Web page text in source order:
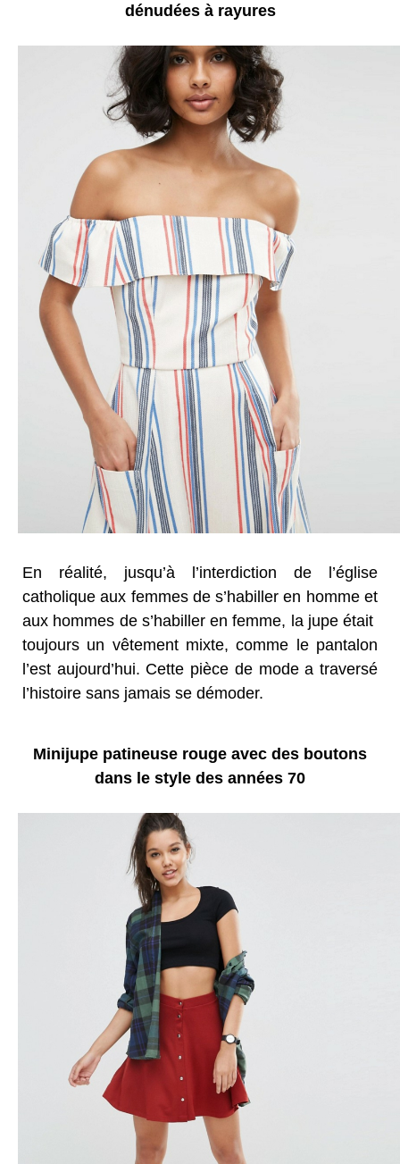
dénudées à rayures
En réalité, jusqu’à l’interdiction de l’église
catholique aux femmes de s’habiller en homme et
aux hommes de s’habiller en femme, la jupe était
toujours un vêtement mixte, comme le pantalon
l’est aujourd’hui. Cette pièce de mode a traversé
l’histoire sans jamais se démoder.
Minijupe patineuse rouge avec des boutons
dans le style des années 70